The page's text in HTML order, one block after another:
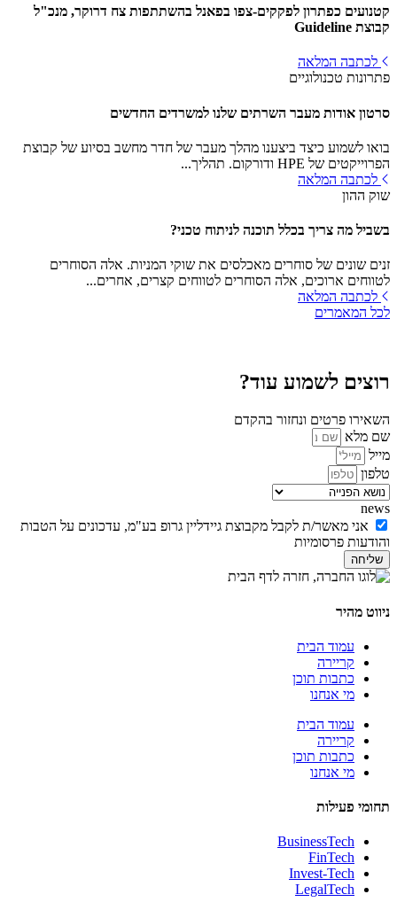
קטנועים כפתרון לפקקים-צפו בפאנל בהשתתפות צח דרוקר, מנכ"ל
קבוצת Guideline
לכתבה המלאה
פתרונות טכנולוגיים
סרטון אודות מעבר השרתים שלנו למשרדים החדשים
בואו לשמוע כיצד ביצענו מהלך מעבר של חדר מחשב בסיוע של קבוצת
הפרוייקטים של HPE ודורקום. תהליך...
לכתבה המלאה
שוק ההון
בשביל מה צריך בכלל תוכנה לניתוח טכני?
זנים שונים של סוחרים מאכלסים את שוקי המניות. אלה הסוחרים
לטווחים ארוכים, אלה הסוחרים לטווחים קצרים, אחרים...
לכתבה המלאה
לכל המאמרים
רוצים לשמוע עוד?
השאירו פרטים ונחזור בהקדם
שם מלא
מייל
טלפון
news
אני מאשר/ת לקבל מקבוצת גיידליין גרופ בע"מ, עדכונים על הטבות
והודעות פרסומיות
שליחה
ניווט מהיר
עמוד הבית
קריירה
כתבות תוכן
מי אנחנו
עמוד הבית
קריירה
כתבות תוכן
מי אנחנו
תחומי פעילות
BusinessTech
FinTech
Invest-Tech
LegalTech